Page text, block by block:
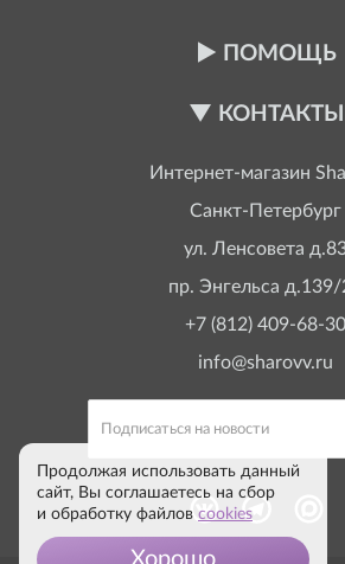
ПОМОЩЬ
КОНТАКТЫ
Интернет-магазин
Санкт-Петербург
ул. Ленсовета
пр. Энгельса д.139/
+7 (812) 409-68-30
info@sharovv.ru
Продолжая использовать данный
сайт, Вы соглашаетесь на сбор
и обработку файлов cookies
Хорошо